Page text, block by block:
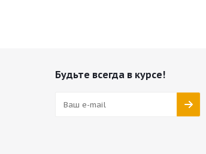
Будьте всегда в курсе!